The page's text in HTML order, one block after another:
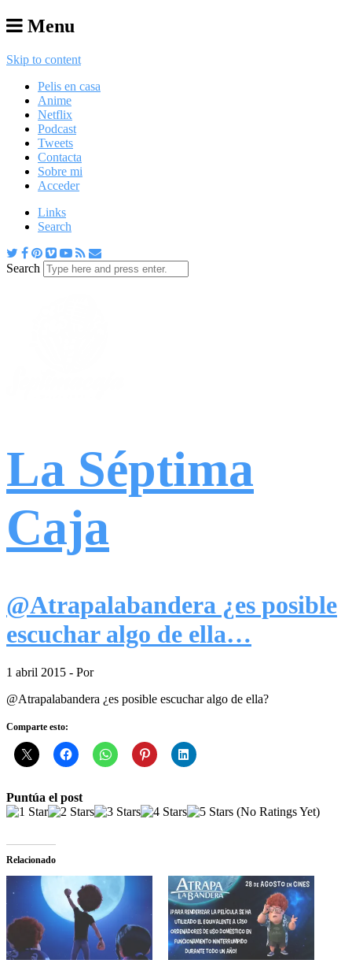
Menu
Skip to content
Pelis en casa
Anime
Netflix
Podcast
Tweets
Contacta
Sobre mi
Acceder
Links
Search
Search
La Séptima
Caja
@Atrapalabandera ¿es posible
escuchar algo de ella…
1 abril 2015 - Por
@Atrapalabandera ¿es posible escuchar algo de ella?
Comparte esto:
Puntúa el post
(No Ratings Yet)
Relacionado